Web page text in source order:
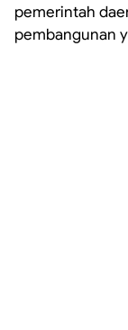
pemerintah
pembangunan